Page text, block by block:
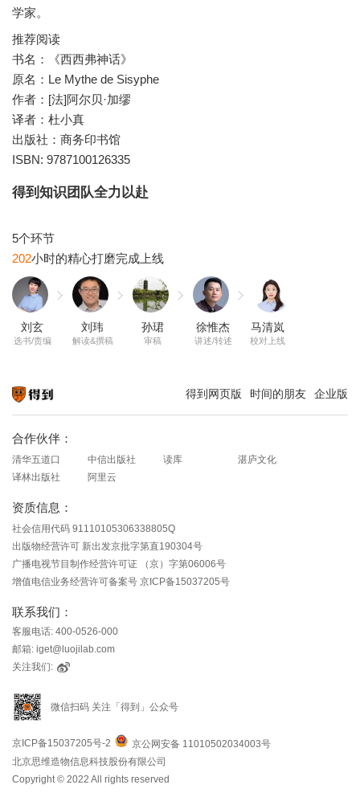
推荐阅读
书名：《西西弗神话》
原名：Le Mythe de Sisyphe
作者：[法]阿尔贝·加缪
译者：杜小真
出版社：商务印书馆
ISBN: 9787100126335
得到知识团队全力以赴
202
刘玄
选书/责编
刘玮
解读&撰稿
孙珺
审稿
徐惟杰
讲述/转述
马清岚
校对上线
得到网页版 时间的朋友 企业版
合作伙伴：
清华五道口 中信出版社 读库
湛庐文化
译林出版社
阿里云
资质信息：
社会信用代码 91110105306338805Q
出版物经营许可 新出发京批字第直190304号
广播电视节目制作经营许可证 （京）字第06006号
增值电信业务经营许可备案号 京ICP备15037205号
联系我们：
客服电话: 400-0526-000
邮箱: iget@luojilab.com
关注我们:
微信扫码 关注「得到」公众号
京ICP备15037205号-2
京公网安备 11010502034003号
北京思维造物信息科技股份有限公司
Copyright © 2022 All rights reserved